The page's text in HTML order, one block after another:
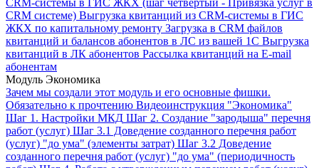
CRM системе) Выгрузка квитанций из CRM-системы в ГИС
ЖКХ по капитальному ремонту Загрузка в CRM файлов
квитанций и балансов абонентов в ЛС из вашей 1С Выгрузка
квитанций в ЛК абонентов Рассылка квитанций на E-mail
абонентам
Модуль Экономика
Зачем мы создали этот модуль и его основные фишки.
Обязательно к прочтению Видеоинструкция "Экономика"
Шаг 1. Настройки МКД Шаг 2. Создание "зародыша" перечня
работ (услуг) Шаг 3.1 Доведение созданного перечня работ
(услуг) "до ума" (элементы затрат) Шаг 3.2 Доведение
созданного перечня работ (услуг) "до ума" (периодичность